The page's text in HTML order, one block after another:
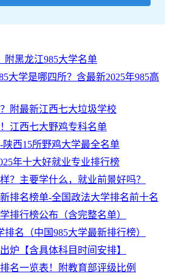
附黑龙江985大学名单
大学是哪四所？含最新2025年985高
附最新江西七大垃圾学校
江西七大野鸡专科名单
西15所野鸡大学最全名单
年十大好就业专业排行榜
？主要学什么，就业前景好吗？
排名榜单-全国政法大学排名前十名
排行榜公布（含完整名单）
排名（中国985大学最新排行榜）
炉【含具体科目时间安排】
名一览表！附教育部评级比例